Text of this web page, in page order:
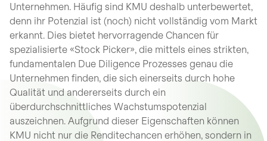
Unternehmen. Häufig sind KMU deshalb unterbewertet,
denn ihr Potenzial ist (noch) nicht vollständig vom Markt
erkannt. Dies bietet hervorragende Chancen für
spezialisierte «Stock Picker», die mittels eines strikten,
fundamentalen Due Diligence Prozesses genau die
Unternehmen finden, die sich einerseits durch hohe
Qualität und andererseits durch ein
überdurchschnittliches Wachstumspotenzial
auszeichnen. Aufgrund dieser Eigenschaften können
KMU nicht nur die Renditechancen erhöhen, sondern in